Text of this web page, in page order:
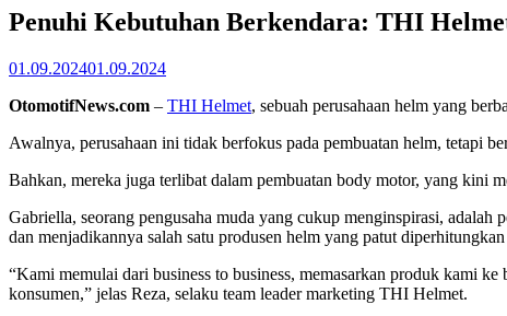
time
Penuhi Kebutuhan Berkendara: THI
01.09.202401.09.2024
OtomotifNews.com – THI Helmet, sebuah perusahaan helm yang
Awalnya, perusahaan ini tidak berfokus pada pembuatan helm, tetapi
Bahkan, mereka juga terlibat dalam pembuatan body motor, yang kini
Gabriella, seorang pengusaha muda yang cukup menginspirasi,
dan menjadikannya salah satu produsen helm yang patut
“Kami memulai dari business to business, memasarkan produk kami
konsumen,” jelas Reza, selaku team leader marketing THI Helmet.